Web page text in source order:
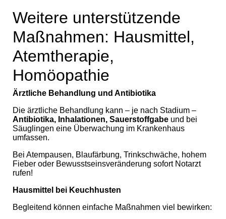
Weitere unterstützende
Maßnahmen: Hausmittel,
Atemtherapie,
Homöopathie
Ärztliche Behandlung und Antibiotika
Die ärztliche Behandlung kann – je nach Stadium –
Antibiotika, Inhalationen, Sauerstoffgabe und bei
Säuglingen eine Überwachung im Krankenhaus
umfassen.
Bei Atempausen, Blaufärbung, Trinkschwäche, hohem
Fieber oder Bewusstseinsveränderung sofort Notarzt
rufen!
Hausmittel bei Keuchhusten
Begleitend können einfache Maßnahmen viel bewirken: